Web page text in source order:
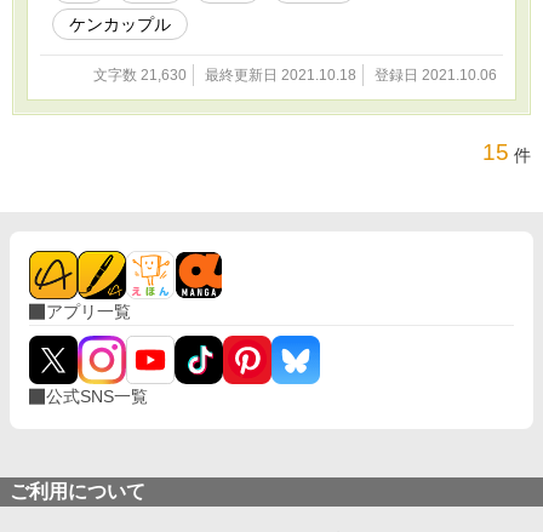
ケンカップル
文字数 21,630 最終更新日 2021.10.18 登録日 2021.10.06
15 件
アプリ一覧
公式SNS一覧
ご利用について